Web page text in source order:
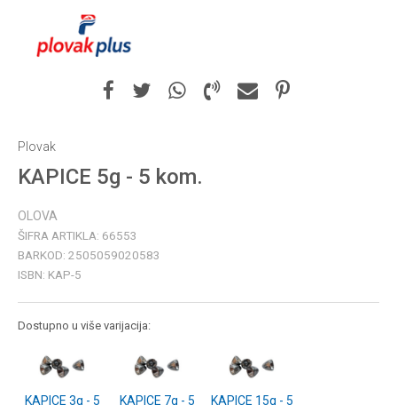
Plovak
KAPICE 5g - 5 kom.
OLOVA
ŠIFRA ARTIKLA: 66553
BARKOD: 2505059020583
ISBN: KAP-5
Dostupno u više varijacija:
KAPICE 3g - 5
KAPICE 7g - 5
KAPICE 15g - 5